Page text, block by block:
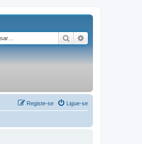
Pesquisar
Ligue-se
Registe-se